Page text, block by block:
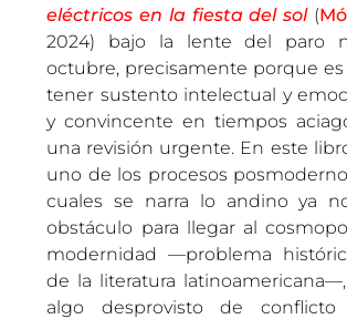
eléctricos en la fiesta del sol(
2024) bajo la lente del paro
octubre, precisamente porque
tener sustento intelectual y
y convincente en tiempos
una revisión urgente. En este
uno de los procesos
cuales se narra lo andino ya
obstáculo para llegar al
modernidad —problema
de la literatura
algo desprovisto de